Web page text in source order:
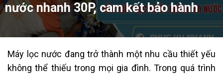
nước nhanh 30P, cam kết bảo hành
Máy lọc nước đang trở thành một nhu cầu thiết yếu
không thể thiếu trong mọi gia đình. Trong quá trình